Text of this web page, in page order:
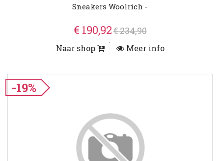
Sneakers Woolrich -
€ 190,92€ 234,90
Naar shop Meer info
-19%